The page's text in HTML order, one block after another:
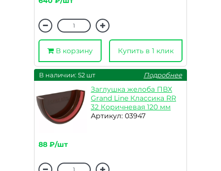
В корзину Купить в 1 клик
В наличии: 52 шт Подробнее
Заглушка желоба ПВХ
Grand Line Классика RR
32 Коричневая 120 мм
Артикул: 03947
88 ₽/шт